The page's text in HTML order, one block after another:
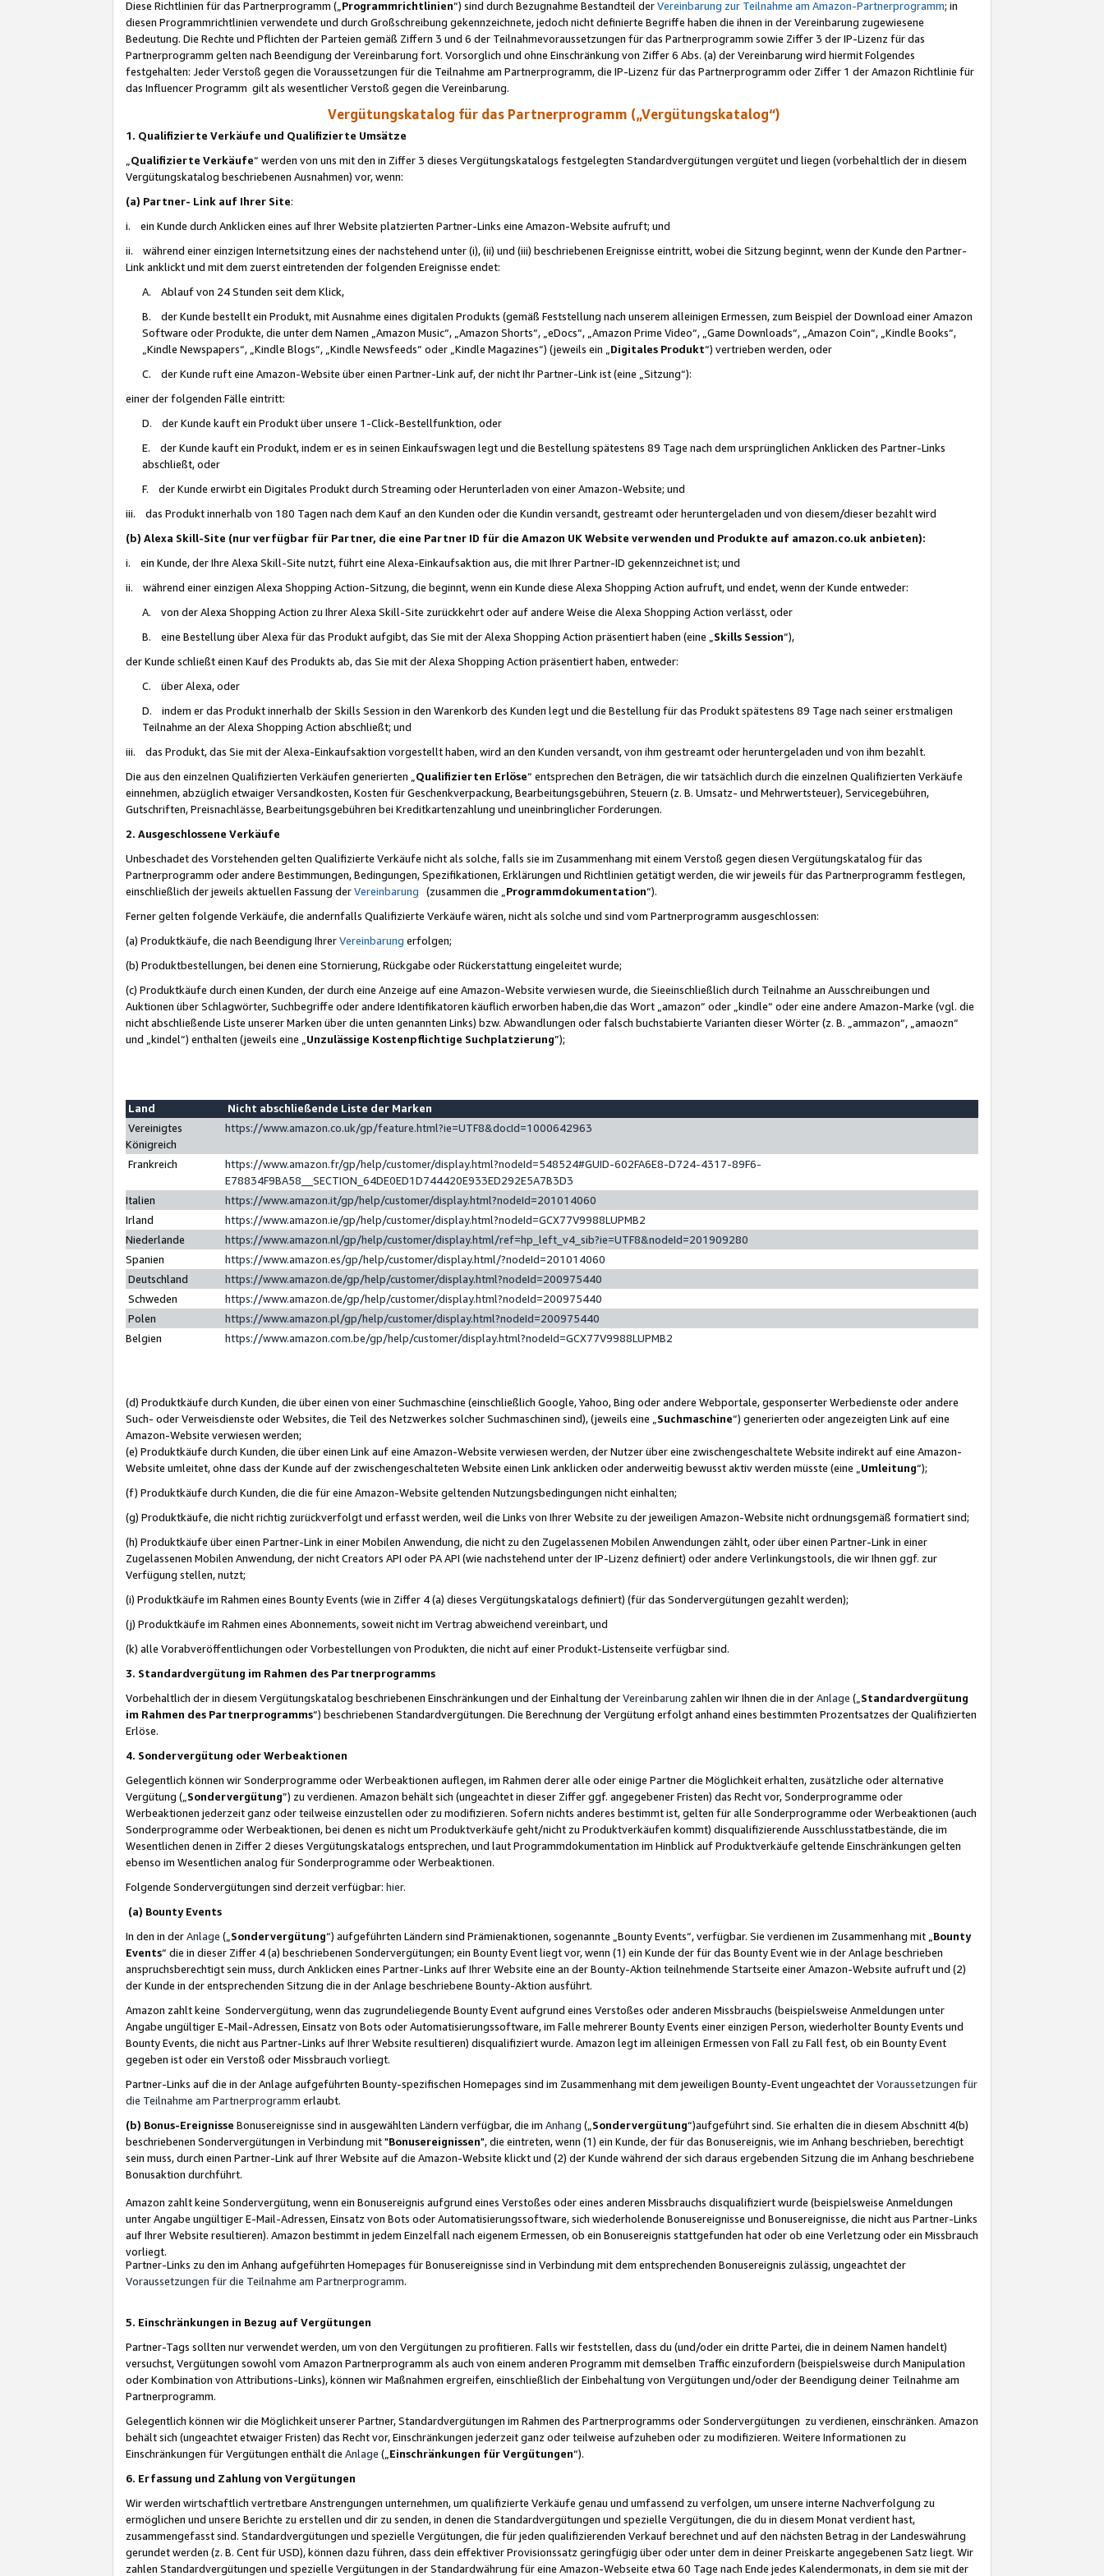
Diese Richtlinien für das Partnerprogramm („Programmrichtlinien“) sind durch Bezugnahme Bestandteil derVereinbarung zur Teilnahme am Amazon-Partnerprogramm; in
diesen Programmrichtlinien verwendete und durch Großschreibung gekennzeichnete, jedoch nicht definierte Begriffe haben die ihnen in der Vereinbarung zugewiesene
Bedeutung. Die Rechte und Pflichten der Parteien gemäß Ziffern 3 und 6 der Teilnahmevoraussetzungen für das Partnerprogramm sowie Ziffer 3 der IP-Lizenz für das
Partnerprogramm gelten nach Beendigung der Vereinbarung fort. Vorsorglich und ohne Einschränkung von Ziffer 6 Abs. (a) der Vereinbarung wird hiermit Folgendes
festgehalten: Jeder Verstoß gegen die Voraussetzungen für die Teilnahme am Partnerprogramm, die IP-Lizenz für das Partnerprogramm oder Ziffer 1 der Amazon Richtlinie für
das Influencer Programm gilt als wesentlicher Verstoß gegen die Vereinbarung.
Vergütungskatalog für das Partnerprogramm („Vergütungskatalog“)
1. Qualifizierte Verkäufe und Qualifizierte Umsätze
Qualifizierte Verkäufe“ werden von uns mit den in Ziffer 3 dieses Vergütungskatalogs festgelegten Standardvergütungen vergütet und liegen (vorbehaltlich der in diesem
Vergütungskatalog beschriebenen Ausnahmen) vor, wenn:
(a) Partner- Link auf Ihrer Site:
i. ein Kunde durch Anklicken eines auf Ihrer Website platzierten Partner-Links eine Amazon-Website aufruft; und
ii. während einer einzigen Internetsitzung eines der nachstehend unter (i), (ii) und (iii) beschriebenen Ereignisse eintritt, wobei die Sitzung beginnt, wenn der Kunde den Partner-
Link anklickt und mit dem zuerst eintretenden der folgenden Ereignisse endet:
A. Ablauf von 24 Stunden seit dem Klick,
B. der Kunde bestellt ein Produkt, mit Ausnahme eines digitalen Produkts (gemäß Feststellung nach unserem alleinigen Ermessen, zum Beispiel der Download einer Amazon
Software oder Produkte, die unter dem Namen „Amazon Music“, „Amazon Shorts“, „eDocs“, „Amazon Prime Video“, „Game Downloads“, „Amazon Coin“, „Kindle Books“,
„Kindle Newspapers“, „Kindle Blogs“, „Kindle Newsfeeds“ oder „Kindle Magazines“) (jeweils ein „ Digitales Produkt“) vertrieben werden, oder
C. der Kunde ruft eine Amazon-Website über einen Partner-Link auf, der nicht Ihr Partner-Link ist (eine „Sitzung“):
einer der folgenden Fälle eintritt:
D. der Kunde kauft ein Produkt über unsere 1-Click-Bestellfunktion, oder
E. der Kunde kauft ein Produkt, indem er es in seinen Einkaufswagen legt und die Bestellung spätestens 89 Tage nach dem ursprünglichen Anklicken des Partner-Links
abschließt, oder
F. der Kunde erwirbt ein Digitales Produkt durch Streaming oder Herunterladen von einer Amazon-Website; und
iii. das Produkt innerhalb von 180 Tagen nach dem Kauf an den Kunden oder die Kundin versandt, gestreamt oder heruntergeladen und von diesem/dieser bezahlt wird
(b) Alexa Skill-Site (nur verfügbar für Partner, die eine Partner ID für die Amazon UK Website verwenden und Produkte auf amazon.co.uk anbieten):
i. ein Kunde, der Ihre Alexa Skill-Site nutzt, führt eine Alexa-Einkaufsaktion aus, die mit Ihrer Partner-ID gekennzeichnet ist; und
ii. während einer einzigen Alexa Shopping Action-Sitzung, die beginnt, wenn ein Kunde diese Alexa Shopping Action aufruft, und endet, wenn der Kunde entweder:
A. von der Alexa Shopping Action zu Ihrer Alexa Skill-Site zurückkehrt oder auf andere Weise die Alexa Shopping Action verlässt, oder
B. eine Bestellung über Alexa für das Produkt aufgibt, das Sie mit der Alexa Shopping Action präsentiert haben (eine „ Skills Session“),
der Kunde schließt einen Kauf des Produkts ab, das Sie mit der Alexa Shopping Action präsentiert haben, entweder:
C. über Alexa, oder
D. indem er das Produkt innerhalb der Skills Session in den Warenkorb des Kunden legt und die Bestellung für das Produkt spätestens 89 Tage nach seiner erstmaligen
Teilnahme an der Alexa Shopping Action abschließt; und
iii. das Produkt, das Sie mit der Alexa-Einkaufsaktion vorgestellt haben, wird an den Kunden versandt, von ihm gestreamt oder heruntergeladen und von ihm bezahlt.
Die aus den einzelnen Qualifizierten Verkäufen generierten „ Qualifizierten Erlöse“ entsprechen den Beträgen, die wir tatsächlich durch die einzelnen Qualifizierten Verkäufe
einnehmen, abzüglich etwaiger Versandkosten, Kosten für Geschenkverpackung, Bearbeitungsgebühren, Steuern (z. B. Umsatz- und Mehrwertsteuer), Servicegebühren,
Gutschriften, Preisnachlässe, Bearbeitungsgebühren bei Kreditkartenzahlung und uneinbringlicher Forderungen.
2. Ausgeschlossene Verkäufe
Unbeschadet des Vorstehenden gelten Qualifizierte Verkäufe nicht als solche, falls sie im Zusammenhang mit einem Verstoß gegen diesen Vergütungskatalog für das
Partnerprogramm oder andere Bestimmungen, Bedingungen, Spezifikationen, Erklärungen und Richtlinien getätigt werden, die wir jeweils für das Partnerprogramm festlegen,
einschließlich der jeweils aktuellen Fassung derVereinbarung (zusammen die „ Programmdokumentation“).
Ferner gelten folgende Verkäufe, die andernfalls Qualifizierte Verkäufe wären, nicht als solche und sind vom Partnerprogramm ausgeschlossen:
(a) Produktkäufe, die nach Beendigung IhrerVereinbarung erfolgen;
(b) Produktbestellungen, bei denen eine Stornierung, Rückgabe oder Rückerstattung eingeleitet wurde;
(c) Produktkäufe durch einen Kunden, der durch eine Anzeige auf eine Amazon-Website verwiesen wurde, die Sieeinschließlich durch Teilnahme an Ausschreibungen und
Auktionen über Schlagwörter, Suchbegriffe oder andere Identifikatoren käuflich erworben haben,die das Wort „amazon“ oder „kindle“ oder eine andere Amazon-Marke (vgl. die
nicht abschließende Liste unserer Marken über die unten genannten Links) bzw. Abwandlungen oder falsch buchstabierte Varianten dieser Wörter (z. B. „ammazon“, „amaozn“
und „kindel“) enthalten (jeweils eine „ Unzulässige Kostenpflichtige Suchplatzierung”);
Land
Nicht abschließende Liste der Marken
Vereinigtes
Königreich
https://www.amazon.co.uk/gp/feature.html?ie=UTF8&docId=1000642963
Frankreich
https://www.amazon.fr/gp/help/customer/display.html?nodeId=548524#GUID-602FA6E8-D724-4317-89F6-
E78834F9BA58__SECTION_64DE0ED1D744420E933ED292E5A7B3D3
Italien
https://www.amazon.it/gp/help/customer/display.html?nodeId=201014060
Irland
https://www.amazon.ie/gp/help/customer/display.html?nodeId=GCX77V9988LUPMB2
Niederlande
https://www.amazon.nl/gp/help/customer/display.html/ref=hp_left_v4_sib?ie=UTF8&nodeId=201909280
Spanien
https://www.amazon.es/gp/help/customer/display.html/?nodeId=201014060
Deutschland
https://www.amazon.de/gp/help/customer/display.html?nodeId=200975440
Schweden
https://www.amazon.de/gp/help/customer/display.html?nodeId=200975440
Polen
https://www.amazon.pl/gp/help/customer/display.html?nodeId=200975440
Belgien
https://www.amazon.com.be/gp/help/customer/display.html?nodeId=GCX77V9988LUPMB2
(d) Produktkäufe durch Kunden, die über einen von einer Suchmaschine (einschließlich Google, Yahoo, Bing oder andere Webportale, gesponserter Werbedienste oder andere
Such- oder Verweisdienste oder Websites, die Teil des Netzwerkes solcher Suchmaschinen sind), (jeweils eine „ Suchmaschine“) generierten oder angezeigten Link auf eine
Amazon-Website verwiesen werden;
(e) Produktkäufe durch Kunden, die über einen Link auf eine Amazon-Website verwiesen werden, der Nutzer über eine zwischengeschaltete Website indirekt auf eine Amazon-
Website umleitet, ohne dass der Kunde auf der zwischengeschalteten Website einen Link anklicken oder anderweitig bewusst aktiv werden müsste (eine „ Umleitung“);
(f) Produktkäufe durch Kunden, die die für eine Amazon-Website geltenden Nutzungsbedingungen nicht einhalten;
(g) Produktkäufe, die nicht richtig zurückverfolgt und erfasst werden, weil die Links von Ihrer Website zu der jeweiligen Amazon-Website nicht ordnungsgemäß formatiert sind;
(h) Produktkäufe über einen Partner-Link in einer Mobilen Anwendung, die nicht zu den Zugelassenen Mobilen Anwendungen zählt, oder über einen Partner-Link in einer
Zugelassenen Mobilen Anwendung, der nicht Creators API oder PA API (wie nachstehend unter der IP-Lizenz definiert) oder andere Verlinkungstools, die wir Ihnen ggf. zur
Verfügung stellen, nutzt;
(i) Produktkäufe im Rahmen eines Bounty Events (wie in Ziffer 4 (a) dieses Vergütungskatalogs definiert) (für das Sondervergütungen gezahlt werden);
(j) Produktkäufe im Rahmen eines Abonnements, soweit nicht im Vertrag abweichend vereinbart, und
(k) alle Vorabveröffentlichungen oder Vorbestellungen von Produkten, die nicht auf einer Produkt-Listenseite verfügbar sind.
3. Standardvergütung im Rahmen des Partnerprogramms
Vorbehaltlich der in diesem Vergütungskatalog beschriebenen Einschränkungen und der Einhaltung derVereinbarung zahlen wir Ihnen die in derAnlage („ Standardvergütung
im Rahmen des Partnerprogramms“) beschriebenen Standardvergütungen. Die Berechnung der Vergütung erfolgt anhand eines bestimmten Prozentsatzes der Qualifizierten
Erlöse.
4. Sondervergütung oder Werbeaktionen
Gelegentlich können wir Sonderprogramme oder Werbeaktionen auflegen, im Rahmen derer alle oder einige Partner die Möglichkeit erhalten, zusätzliche oder alternative
Vergütung („ Sondervergütung”) zu verdienen. Amazon behält sich (ungeachtet in dieser Ziffer ggf. angegebener Fristen) das Recht vor, Sonderprogramme oder
Werbeaktionen jederzeit ganz oder teilweise einzustellen oder zu modifizieren. Sofern nichts anderes bestimmt ist, gelten für alle Sonderprogramme oder Werbeaktionen (auch
Sonderprogramme oder Werbeaktionen, bei denen es nicht um Produktverkäufe geht/nicht zu Produktverkäufen kommt) disqualifizierende Ausschlusstatbestände, die im
Wesentlichen denen in Ziffer 2 dieses Vergütungskatalogs entsprechen, und laut Programmdokumentation im Hinblick auf Produktverkäufe geltende Einschränkungen gelten
ebenso im Wesentlichen analog für Sonderprogramme oder Werbeaktionen.
Folgende Sondervergütungen sind derzeit verfügbar: hier.
(a) Bounty Events
In den in derAnlage („ Sondervergütung“) aufgeführten Ländern sind Prämienaktionen, sogenannte „Bounty Events“, verfügbar. Sie verdienen im Zusammenhang mit „ Bounty
Events“ die in dieser Ziffer 4 (a) beschriebenen Sondervergütungen; ein Bounty Event liegt vor, wenn (1) ein Kunde der für das Bounty Event wie in der Anlage beschrieben
anspruchsberechtigt sein muss, durch Anklicken eines Partner-Links auf Ihrer Website eine an der Bounty-Aktion teilnehmende Startseite einer Amazon-Website aufruft und (2)
der Kunde in der entsprechenden Sitzung die in der Anlage beschriebene Bounty-Aktion ausführt.
Amazon zahlt keine Sondervergütung, wenn das zugrundeliegende Bounty Event aufgrund eines Verstoßes oder anderen Missbrauchs (beispielsweise Anmeldungen unter
Angabe ungültiger E-Mail-Adressen, Einsatz von Bots oder Automatisierungssoftware, im Falle mehrerer Bounty Events einer einzigen Person, wiederholter Bounty Events und
Bounty Events, die nicht aus Partner-Links auf Ihrer Website resultieren) disqualifiziert wurde. Amazon legt im alleinigen Ermessen von Fall zu Fall fest, ob ein Bounty Event
gegeben ist oder ein Verstoß oder Missbrauch vorliegt.
Partner-Links auf die in der Anlage aufgeführten Bounty-spezifischen Homepages sind im Zusammenhang mit dem jeweiligen Bounty-Event ungeachtet derVoraussetzungen für
die Teilnahme am Partnerprogramm erlaubt.
(b) Bonus-Ereignisse Bonusereignisse sind in ausgewählten Ländern verfügbar, die im Anhang („ Sondervergütung“)aufgeführt sind. Sie erhalten die in diesem Abschnitt 4(b)
beschriebenen Sondervergütungen in Verbindung mit "Bonusereignissen", die eintreten, wenn (1) ein Kunde, der für das Bonusereignis, wie im Anhang beschrieben, berechtigt
sein muss, durch einen Partner-Link auf Ihrer Website auf die Amazon-Website klickt und (2) der Kunde während der sich daraus ergebenden Sitzung die im Anhang beschriebene
Bonusaktion durchführt.
Amazon zahlt keine Sondervergütung, wenn ein Bonusereignis aufgrund eines Verstoßes oder eines anderen Missbrauchs disqualifiziert wurde (beispielsweise Anmeldungen
unter Angabe ungültiger E-Mail-Adressen, Einsatz von Bots oder Automatisierungssoftware, sich wiederholende Bonusereignisse und Bonusereignisse, die nicht aus Partner-Links
auf Ihrer Website resultieren). Amazon bestimmt in jedem Einzelfall nach eigenem Ermessen, ob ein Bonusereignis stattgefunden hat oder ob eine Verletzung oder ein Missbrauch
vorliegt.
Partner-Links zu den im Anhang aufgeführten Homepages für Bonusereignisse sind in Verbindung mit dem entsprechenden Bonusereignis zulässig, ungeachtet der
Voraussetzungen für die Teilnahme am Partnerprogramm.
5. Einschränkungen in Bezug auf Vergütungen
Partner-Tags sollten nur verwendet werden, um von den Vergütungen zu profitieren. Falls wir feststellen, dass du (und/oder ein dritte Partei, die in deinem Namen handelt)
versuchst, Vergütungen sowohl vom Amazon Partnerprogramm als auch von einem anderen Programm mit demselben Traffic einzufordern (beispielsweise durch Manipulation
oder Kombination von Attributions-Links), können wir Maßnahmen ergreifen, einschließlich der Einbehaltung von Vergütungen und/oder der Beendigung deiner Teilnahme am
Partnerprogramm.
Gelegentlich können wir die Möglichkeit unserer Partner, Standardvergütungen im Rahmen des Partnerprogramms oder Sondervergütungen zu verdienen, einschränken. Amazon
behält sich (ungeachtet etwaiger Fristen) das Recht vor, Einschränkungen jederzeit ganz oder teilweise aufzuheben oder zu modifizieren. Weitere Informationen zu
Einschränkungen für Vergütungen enthält die Anlage („ Einschränkungen für Vergütungen“).
6. Erfassung und Zahlung von Vergütungen
Wir werden wirtschaftlich vertretbare Anstrengungen unternehmen, um qualifizierte Verkäufe genau und umfassend zu verfolgen, um unsere interne Nachverfolgung zu
ermöglichen und unsere Berichte zu erstellen und dir zu senden, in denen die Standardvergütungen und spezielle Vergütungen, die du in diesem Monat verdient hast,
zusammengefasst sind. Standardvergütungen und spezielle Vergütungen, die für jeden qualifizierenden Verkauf berechnet und auf den nächsten Betrag in der Landeswährung
gerundet werden (z. B. Cent für USD), können dazu führen, dass dein effektiver Provisionssatz geringfügig über oder unter dem in deiner Preiskarte angegebenen Satz liegt. Wir
zahlen Standardvergütungen und spezielle Vergütungen in der Standardwährung für eine Amazon-Webseite etwa 60 Tage nach Ende jedes Kalendermonats, in dem sie mit der